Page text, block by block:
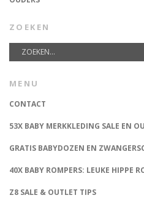
ZOEKEN
MENU
CONTACT
53X BABY MERKKLEDING SALE EN
GRATIS BABYDOZEN EN
40X BABY ROMPERS: LEUKE HIPPE
Z8 SALE & OUTLET TIPS